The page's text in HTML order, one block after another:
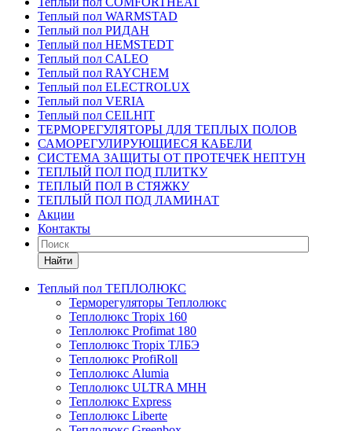
Теплый пол WARMSTAD
Теплый пол РИДАН
Теплый пол HEMSTEDT
Теплый пол CALEO
Теплый пол RAYCHEM
Теплый пол ELECTROLUX
Теплый пол VERIA
Теплый пол CEILHIT
ТЕРМОРЕГУЛЯТОРЫ ДЛЯ ТЕПЛЫХ ПОЛОВ
САМОРЕГУЛИРУЮЩИЕСЯ КАБЕЛИ
СИСТЕМА ЗАЩИТЫ ОТ ПРОТЕЧЕК НЕПТУН
ТЕПЛЫЙ ПОЛ ПОД ПЛИТКУ
ТЕПЛЫЙ ПОЛ В СТЯЖКУ
ТЕПЛЫЙ ПОЛ ПОД ЛАМИНАТ
Акции
Контакты
Найти
Теплый пол ТЕПЛОЛЮКС
Терморегуляторы Теплолюкс
Теплолюкс Tropix 160
Теплолюкс Profimat 180
Теплолюкс Tropix ТЛБЭ
Теплолюкс ProfiRoll
Теплолюкс Alumia
Теплолюкс ULTRA МНН
Теплолюкс Express
Теплолюкс Liberte